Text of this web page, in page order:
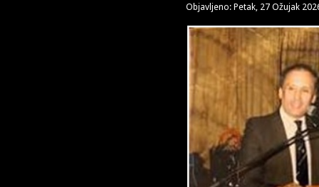
Objavljeno: Petak, 27 Ožujak